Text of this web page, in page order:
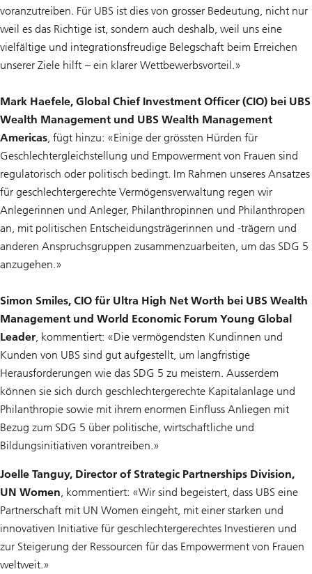
voranzutreiben. Für UBS ist dies von grosser Bedeutung, nicht nur
weil es das Richtige ist, sondern auch deshalb, weil uns eine
vielfältige und integrationsfreudige Belegschaft beim Erreichen
unserer Ziele hilft – ein klarer Wettbewerbsvorteil.»
Mark Haefele, Global Chief Investment Officer (CIO) bei UBS
Wealth Management und UBS Wealth Management
Americas, fügt hinzu: «Einige der grössten Hürden für
Geschlechtergleichstellung und Empowerment von Frauen sind
regulatorisch oder politisch bedingt. Im Rahmen unseres Ansatzes
für geschlechtergerechte Vermögensverwaltung regen wir
Anlegerinnen und Anleger, Philanthropinnen und Philanthropen
an, mit politischen Entscheidungsträgerinnen und -trägern und
anderen Anspruchsgruppen zusammenzuarbeiten, um das SDG 5
anzugehen.»
Simon Smiles, CIO für Ultra High Net Worth bei UBS Wealth
Management und World Economic Forum Young Global
Leader, kommentiert: «Die vermögendsten Kundinnen und
Kunden von UBS sind gut aufgestellt, um langfristige
Herausforderungen wie das SDG 5 zu meistern. Ausserdem
können sie sich durch geschlechtergerechte Kapitalanlage und
Philanthropie sowie mit ihrem enormen Einfluss Anliegen mit
Bezug zum SDG 5 über politische, wirtschaftliche und
Bildungsinitiativen vorantreiben.»
Joelle Tanguy, Director of Strategic Partnerships Division,
UN Women, kommentiert: «Wir sind begeistert, dass UBS eine
Partnerschaft mit UN Women eingeht, mit einer starken und
innovativen Initiative für geschlechtergerechtes Investieren und
zur Steigerung der Ressourcen für das Empowerment von Frauen
weltweit.»